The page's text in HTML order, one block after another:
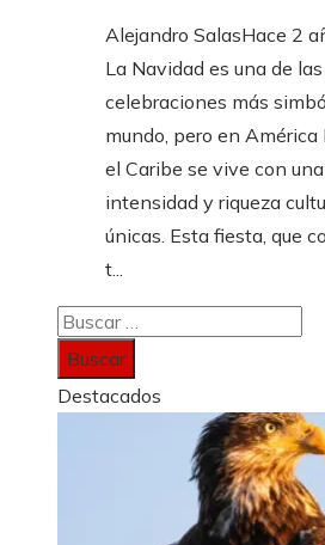
Alejandro SalasHace 2
La Navidad es una de las
celebraciones más
mundo, pero en América
el Caribe se vive con una
intensidad y riqueza
únicas. Esta fiesta, que
t...
Buscar:
Destacados